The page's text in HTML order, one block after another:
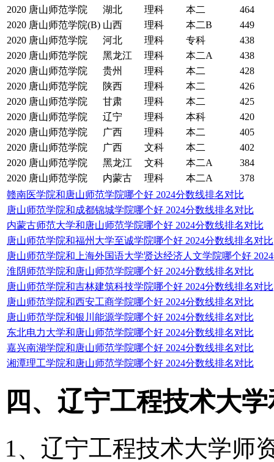
2020 唐山师范学院 湖北 理科 本二
464
2020 唐山师范学院(B) 山西 理科 本二B
449
2020 唐山师范学院 河北 理科 专科
438
2020 唐山师范学院 黑龙江 理科 本二A
438
2020 唐山师范学院 贵州 理科 本二
428
2020 唐山师范学院 陕西 理科 本二
426
2020 唐山师范学院 甘肃 理科 本二
425
2020 唐山师范学院 辽宁 理科 本科
420
2020 唐山师范学院 广西 理科 本二
405
2020 唐山师范学院 广西 文科 本二
402
2020 唐山师范学院 黑龙江 文科 本二A
384
2020 唐山师范学院 内蒙古 理科 本二A
378
赣南医学院和唐山师范学院哪个好 2024分数线排名对比
唐山师范学院和成都锦城学院哪个好 2024分数线排名对比
内蒙古师范大学和唐山师范学院哪个好 2024分数线排名对比
唐山师范学院和福州大学至诚学院哪个好 2024分数线排名对比
唐山师范学院和上海外国语大学贤达经济人文学院哪个好
淮阴师范学院和唐山师范学院哪个好 2024分数线排名对比
唐山师范学院和吉林建筑科技学院哪个好 2024分数线排名对比
唐山师范学院和西安工商学院哪个好 2024分数线排名对比
唐山师范学院和银川能源学院哪个好 2024分数线排名对比
东北电力大学和唐山师范学院哪个好 2024分数线排名对比
嘉兴南湖学院和唐山师范学院哪个好 2024分数线排名对比
湘潭理工学院和唐山师范学院哪个好 2024分数线排名对比
四、辽宁工程技术大
1、辽宁工程技术大学师